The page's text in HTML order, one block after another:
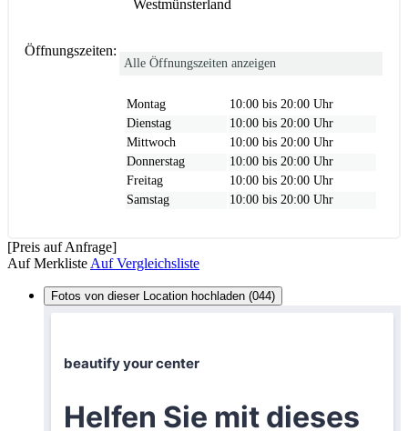
Westmünsterland
Öffnungszeiten:
Alle Öffnungszeiten anzeigen
Montag
10:00 bis 20:00 Uhr
Dienstag
10:00 bis 20:00 Uhr
Mittwoch
10:00 bis 20:00 Uhr
Donnerstag
10:00 bis 20:00 Uhr
Freitag
10:00 bis 20:00 Uhr
Samstag
10:00 bis 20:00 Uhr
[Preis auf Anfrage]
Auf Merkliste Auf Vergleichsliste
Fotos von dieser Location hochladen (044)